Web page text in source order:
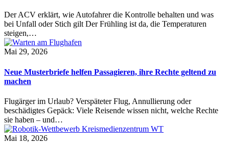
Der ACV erklärt, wie Autofahrer die Kontrolle behalten und was
bei Unfall oder Stich gilt Der Frühling ist da, die Temperaturen
steigen,…
Mai 29, 2026
Neue Musterbriefe helfen Passagieren, ihre Rechte geltend zu
machen
Flugärger im Urlaub? Verspäteter Flug, Annullierung oder
beschädigtes Gepäck: Viele Reisende wissen nicht, welche Rechte
sie haben – und…
Mai 18, 2026